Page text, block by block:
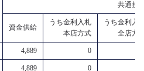
共通担
資金供給
うち金利入札
本店方式
うち金利入
全店方
4,889 0
4,889 0